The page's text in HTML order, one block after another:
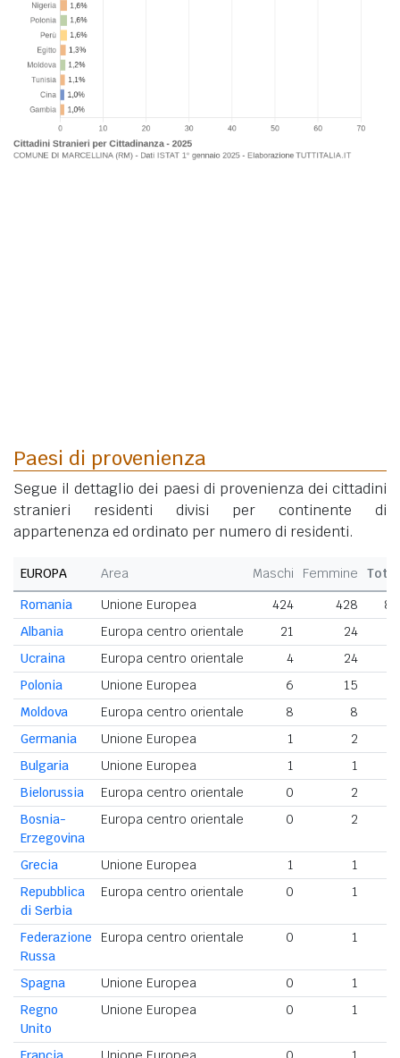
Paesi di provenienza
Segue il dettaglio dei paesi di provenienza dei cittadini
stranieri residenti divisi per continente di
appartenenza ed ordinato per numero di residenti.
EUROPA Area Maschi Femmine
Romania
Unione Europea 424 428
Albania
Europa centro orientale 21 24
Ucraina
Europa centro orientale 4 24
Polonia
Unione Europea 6 15
Moldova
Europa centro orientale 8 8
Germania
Unione Europea 1
2
Bulgaria
Unione Europea 1
1
Bielorussia
Europa centro orientale 0
2
Bosnia-
Erzegovina
Europa centro orientale 0 2
Grecia Unione Europea 1
1
Repubblica
di Serbia
Europa centro orientale 0 1
Federazione
Russa
Europa centro orientale 0 1
Spagna Unione Europea 0
1
Regno
Unito
Unione Europea 0 1